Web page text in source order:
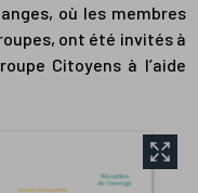
où les membres
ont été invités à
Citoyens à l’aide